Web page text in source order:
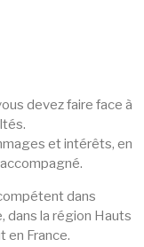
devez faire face à
et intérêts, en
dans
dans la région Hauts
en France.